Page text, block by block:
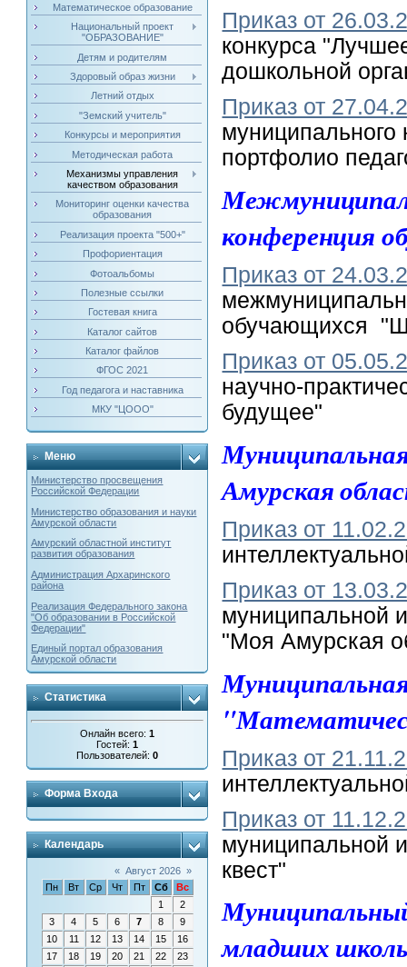
Математическое образование
Национальный проект
"ОБРАЗОВАНИЕ"
Детям и родителям
Здоровый образ жизни
Летний отдых
"Земский учитель"
Конкурсы и мероприятия
Методическая работа
Механизмы управления
качеством образования
Мониторинг оценки качества
образования
Реализация проекта "500+"
Профориентация
Фотоальбомы
Полезные ссылки
Гостевая книга
Каталог сайтов
Каталог файлов
ФГОС 2021
Год педагога и наставника
МКУ "ЦООО"
Меню
Министерство просвещения
Российской Федерации
Министерство образования и науки
Амурской области
Амурский областной институт
развития образования
Администрация Архаринского
района
Реализация Федерального закона
"Об образовании в Российской
Федерации"
Единый портал образования
Амурской области
Статистика
Онлайн всего:1
Гостей:1
Пользователей:0
Форма Входа
Календарь
« Август 2026 »
Пн
Вт Ср Чт Пт Сб
Вс
1
2
3
4 5 6 7 8
9
10
11 12 13 14 15
16
17
18 19 20 21 22
23
Приказ от
конкурса
дошкольной
Приказ от
портфолио
Приказ от
обучающихся
Приказ от
научно-
будущее"
Амурская
Приказ от
Приказ от
муниципальной
"Моя Амурская
Приказ от
Приказ от
муниципальной
квест"
младших